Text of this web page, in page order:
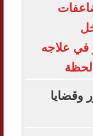
في علاجه
مرور وقضايا